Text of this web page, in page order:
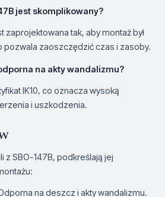
jest skomplikowany?
zaprojektowana tak, aby montaż był
pozwala zaoszczędzić czas i zasoby.
na akty wandalizmu?
IK10, co oznacza wysoką
i uszkodzenia.
z SBO-147B, podkreślają jej
na deszcz i akty wandalizmu.